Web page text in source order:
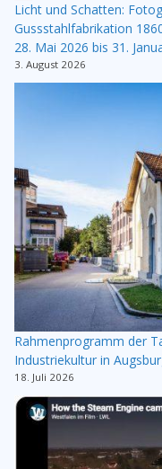
Licht und Schatten:
Gussstahlfabrikation
28. Mai 2026 bis 31.
3. August 2026
Rahmenprogramm der
Industriekultur in
18. Juli 2026